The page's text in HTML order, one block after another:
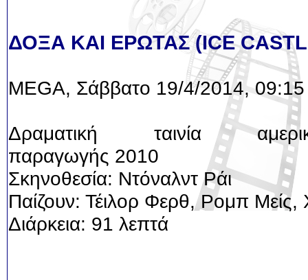
ΔΟΞΑ ΚΑΙ ΕΡΩΤΑΣ (ICE
MEGA, Σάββατο 19/4/2014, 09:15
Δραματική ταινία
παραγωγής 2010
Σκηνοθεσία: Ντόναλντ Ράι
Παίζουν: Τέιλορ Φερθ, Ρομπ Μείς,
Διάρκεια: 91 λεπτά